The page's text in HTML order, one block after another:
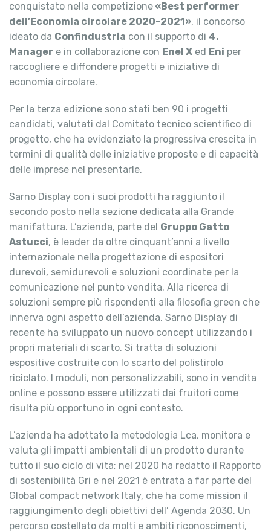
conquistato nella competizione «Best performer
dell’Economia circolare 2020-2021», il concorso
ideato da Confindustria con il supporto di 4.
Manager e in collaborazione con Enel X ed Eni per
raccogliere e diffondere progetti e iniziative di
economia circolare.
Per la terza edizione sono stati ben 90 i progetti
candidati, valutati dal Comitato tecnico scientifico di
progetto, che ha evidenziato la progressiva crescita in
termini di qualità delle iniziative proposte e di capacità
delle imprese nel presentarle.
Sarno Display con i suoi prodotti ha raggiunto il
secondo posto nella sezione dedicata alla Grande
manifattura. L’azienda, parte del Gruppo Gatto
Astucci, è leader da oltre cinquant’anni a livello
internazionale nella progettazione di espositori
durevoli, semidurevoli e soluzioni coordinate per la
comunicazione nel punto vendita. Alla ricerca di
soluzioni sempre più rispondenti alla filosofia green che
innerva ogni aspetto dell’azienda, Sarno Display di
recente ha sviluppato un nuovo concept utilizzando i
propri materiali di scarto. Si tratta di soluzioni
espositive costruite con lo scarto del polistirolo
riciclato. I moduli, non personalizzabili, sono in vendita
online e possono essere utilizzati dai fruitori come
risulta più opportuno in ogni contesto.
L’azienda ha adottato la metodologia Lca, monitora e
valuta gli impatti ambientali di un prodotto durante
tutto il suo ciclo di vita; nel 2020 ha redatto il Rapporto
di sostenibilità Gri e nel 2021 è entrata a far parte del
Global compact network Italy, che ha come mission il
raggiungimento degli obiettivi dell’ Agenda 2030. Un
percorso costellato da molti e ambiti riconoscimenti,